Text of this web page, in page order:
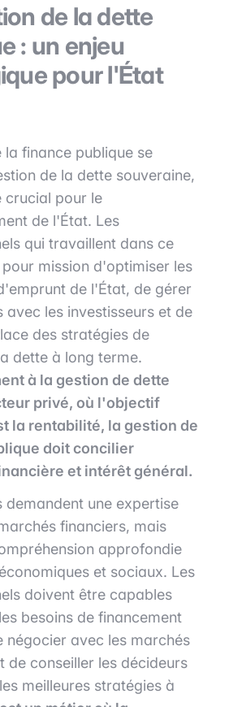
de la dette
: un enjeu
pour l'État
finance publique se
de la dette souveraine,
crucial pour le
de l'État. Les
qui travaillent dans ce
mission d'optimiser les
de l'État, de gérer
avec les investisseurs et de
des stratégies de
dette à long terme.
à la gestion de dette
privé, où l'objectif
la rentabilité, la gestion de
doit concilier
et intérêt général.
demandent une expertise
financiers, mais
approfondie
et sociaux. Les
doivent être capables
besoins de financement
négocier avec les marchés
de conseiller les décideurs
meilleures stratégies à